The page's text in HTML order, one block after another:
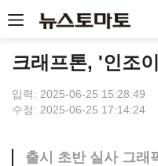
크래프톤, '인조
입력: 2025-06-25 15:28:49
수정: 2025-06-25 17:14:24
출시 초반 실사 그래